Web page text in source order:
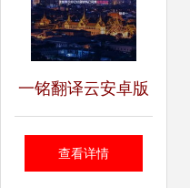
一铭翻译云安卓版
免费下载指南 豌豆
查看详情